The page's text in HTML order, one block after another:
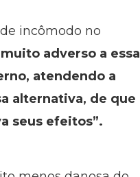
incômodo no
adverso a essa
atendendo a
alternativa, de que
seus efeitos”.